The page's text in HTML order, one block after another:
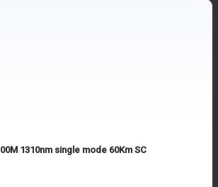
1310nm single mode 60Km SC